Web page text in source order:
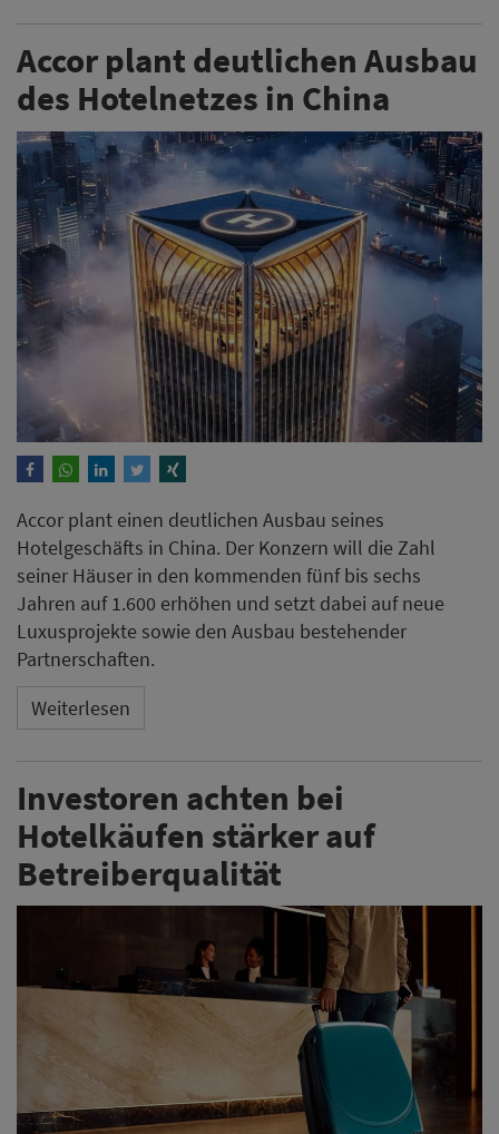
Accor plant deutlichen Ausbau
des Hotelnetzes in China
Accor plant einen deutlichen Ausbau seines
Hotelgeschäfts in China. Der Konzern will die Zahl
seiner Häuser in den kommenden fünf bis sechs
Jahren auf 1.600 erhöhen und setzt dabei auf neue
Luxusprojekte sowie den Ausbau bestehender
Partnerschaften.
Weiterlesen
Investoren achten bei
Hotelkäufen stärker auf
Betreiberqualität